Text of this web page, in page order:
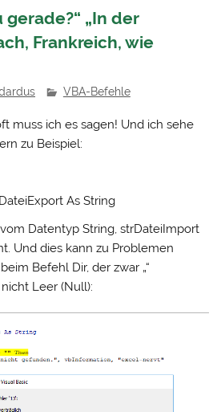
gerade?“ „In der
Frankreich, wie
VBA-Befehle
muss ich es sagen! Und ich sehe
zu Beispiel:
As String
Datentyp String, strDateiImport
Und dies kann zu Problemen
Befehl Dir, der zwar „“
Leer (Null):